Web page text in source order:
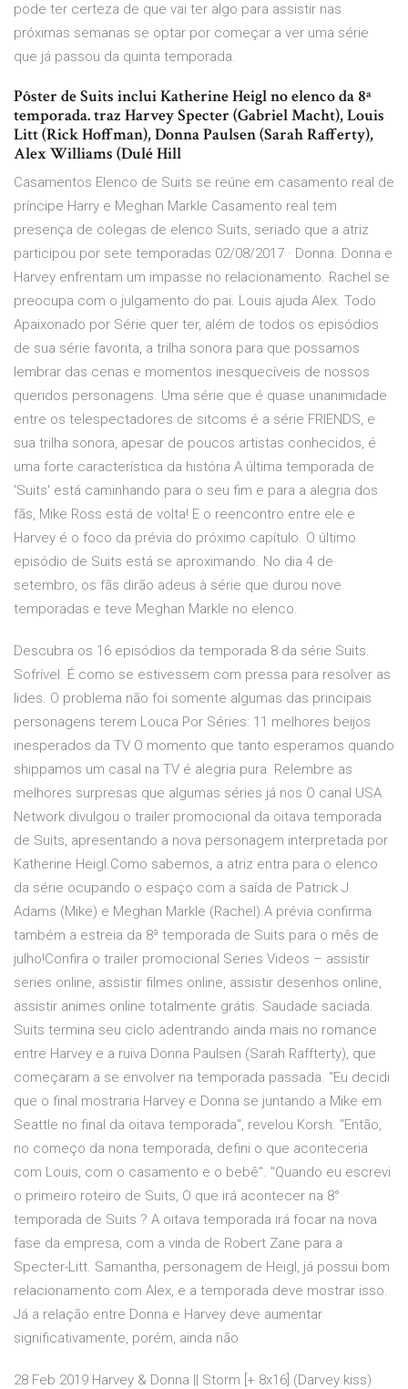
pode ter certeza de que vai ter algo para assistir nas
próximas semanas se optar por começar a ver uma série
que já passou da quinta temporada.
Pôster de Suits inclui Katherine Heigl no elenco da 8ª
temporada. traz Harvey Specter (Gabriel Macht), Louis
Litt (Rick Hoffman), Donna Paulsen (Sarah Rafferty),
Alex Williams (Dulé Hill
Casamentos Elenco de Suits se reúne em casamento real de
príncipe Harry e Meghan Markle Casamento real tem
presença de colegas de elenco Suits, seriado que a atriz
participou por sete temporadas 02/08/2017 · Donna. Donna e
Harvey enfrentam um impasse no relacionamento. Rachel se
preocupa com o julgamento do pai. Louis ajuda Alex. Todo
Apaixonado por Série quer ter, além de todos os episódios
de sua série favorita, a trilha sonora para que possamos
lembrar das cenas e momentos inesquecíveis de nossos
queridos personagens. Uma série que é quase unanimidade
entre os telespectadores de sitcoms é a série FRIENDS, e
sua trilha sonora, apesar de poucos artistas conhecidos, é
uma forte característica da história A última temporada de
'Suits' está caminhando para o seu fim e para a alegria dos
fãs, Mike Ross está de volta! E o reencontro entre ele e
Harvey é o foco da prévia do próximo capítulo. O último
episódio de Suits está se aproximando. No dia 4 de
setembro, os fãs dirão adeus à série que durou nove
temporadas e teve Meghan Markle no elenco.
Descubra os 16 episódios da temporada 8 da série Suits.
Sofrível. É como se estivessem com pressa para resolver as
lides. O problema não foi somente algumas das principais
personagens terem Louca Por Séries: 11 melhores beijos
inesperados da TV O momento que tanto esperamos quando
shippamos um casal na TV é alegria pura. Relembre as
melhores surpresas que algumas séries já nos O canal USA
Network divulgou o trailer promocional da oitava temporada
de Suits, apresentando a nova personagem interpretada por
Katherine Heigl.Como sabemos, a atriz entra para o elenco
da série ocupando o espaço com a saída de Patrick J.
Adams (Mike) e Meghan Markle (Rachel).A prévia confirma
também a estreia da 8ª temporada de Suits para o mês de
julho!Confira o trailer promocional Series Videos – assistir
series online, assistir filmes online, assistir desenhos online,
assistir animes online totalmente grátis. Saudade saciada.
Suits termina seu ciclo adentrando ainda mais no romance
entre Harvey e a ruiva Donna Paulsen (Sarah Raffterty), que
começaram a se envolver na temporada passada. "Eu decidi
que o final mostraria Harvey e Donna se juntando a Mike em
Seattle no final da oitava temporada", revelou Korsh. "Então,
no começo da nona temporada, defini o que aconteceria
com Louis, com o casamento e o bebê". "Quando eu escrevi
o primeiro roteiro de Suits, O que irá acontecer na 8°
temporada de Suits ? A oitava temporada irá focar na nova
fase da empresa, com a vinda de Robert Zane para a
Specter-Litt. Samantha, personagem de Heigl, já possui bom
relacionamento com Alex, e a temporada deve mostrar isso.
Já a relação entre Donna e Harvey deve aumentar
significativamente, porém, ainda não
28 Feb 2019 Harvey & Donna || Storm [+ 8x16] (Darvey kiss)